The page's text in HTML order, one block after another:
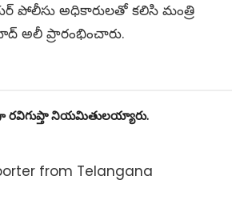
పోలీసు అధికారులతో కలిసి మంత్రి
అలీ ప్రారంభించారు.
రవిగుప్తా నియమితులయ్యారు.
from Telangana